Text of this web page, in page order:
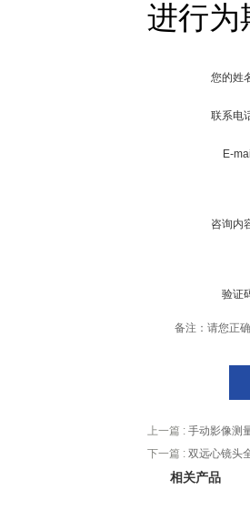
进行为
您的姓
联系电
E-
咨询内
验证
备注：请您正
上一篇 : 手动影像测
下一篇 : 双远心镜头
相关产品